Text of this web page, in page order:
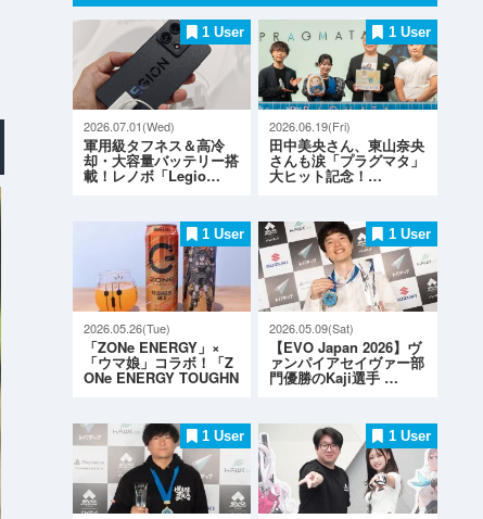
1 User
2026.07.01(Wed)
軍用級タフネス＆高冷
却・大容量バッテリー搭
載！レノボ「Legio…
1 User
2026.06.19(Fri)
田中美央さん、東山奈央
さんも涙「プラグマタ」
大ヒット記念！…
1 User
2026.05.26(Tue)
「ZONe ENERGY」×
「ウマ娘」コラボ！「Z
ONe ENERGY TOUGHN
1 User
2026.05.09(Sat)
【EVO Japan 2026】ヴ
ァンパイアセイヴァー部
門優勝のKaji選手 …
1 User 1 User